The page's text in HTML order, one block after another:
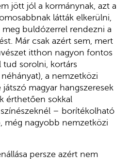
jött jól a kormánynak, azt a
látták elkerülni,
buldózerrel rendezni a
Már csak azért sem, mert
itthon nagyon fontos
tud sorolni, kortárs
a nemzetközi
magyar hangszeresek
érthetően sokkal
– borítékolható
még nagyobb nemzetközi
persze azért nem